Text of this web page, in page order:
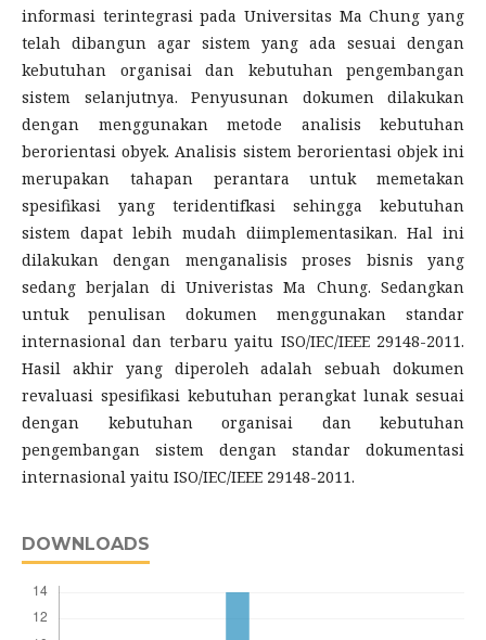
informasi terintegrasi pada Universitas Ma Chung yang
telah dibangun agar sistem yang ada sesuai dengan
kebutuhan organisai dan kebutuhan pengembangan
sistem selanjutnya. Penyusunan dokumen dilakukan
dengan menggunakan metode analisis kebutuhan
berorientasi obyek. Analisis sistem berorientasi objek ini
merupakan tahapan perantara untuk memetakan
spesifikasi yang teridentifkasi sehingga kebutuhan
sistem dapat lebih mudah diimplementasikan. Hal ini
dilakukan dengan menganalisis proses bisnis yang
sedang berjalan di Univeristas Ma Chung. Sedangkan
untuk penulisan dokumen menggunakan standar
internasional dan terbaru yaitu ISO/IEC/IEEE 29148-2011.
Hasil akhir yang diperoleh adalah sebuah dokumen
revaluasi spesifikasi kebutuhan perangkat lunak sesuai
dengan kebutuhan organisai dan kebutuhan
pengembangan sistem dengan standar dokumentasi
internasional yaitu ISO/IEC/IEEE 29148-2011.
DOWNLOADS